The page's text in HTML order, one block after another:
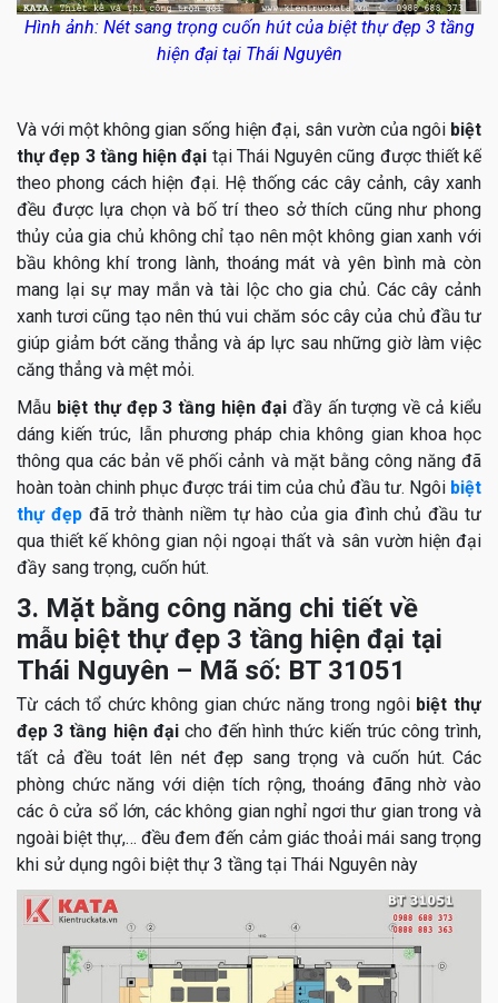
Hình ảnh: Nét sang trọng cuốn hút của biệt thự đẹp 3 tầng
hiện đại tại Thái Nguyên
Và với một không gian sống hiện đại, sân vườn của ngôi biệt
thự đẹp 3 tầng hiện đại tại Thái Nguyên cũng được thiết kế
theo phong cách hiện đại. Hệ thống các cây cảnh, cây xanh
đều được lựa chọn và bố trí theo sở thích cũng như phong
thủy của gia chủ không chỉ tạo nên một không gian xanh với
bầu không khí trong lành, thoáng mát và yên bình mà còn
mang lại sự may mắn và tài lộc cho gia chủ. Các cây cảnh
xanh tươi cũng tạo nên thú vui chăm sóc cây của chủ đầu tư
giúp giảm bớt căng thẳng và áp lực sau những giờ làm việc
căng thẳng và mệt mỏi.
Mẫu biệt thự đẹp 3 tầng hiện đại đầy ấn tượng về cả kiểu
dáng kiến trúc, lẫn phương pháp chia không gian khoa học
thông qua các bản vẽ phối cảnh và mặt bằng công năng đã
hoàn toàn chinh phục được trái tim của chủ đầu tư. Ngôi biệt
thự đẹpđã trở thành niềm tự hào của gia đình chủ đầu tư
qua thiết kế không gian nội ngoại thất và sân vườn hiện đại
đầy sang trọng, cuốn hút.
3. Mặt bằng công năng chi tiết về
mẫu biệt thự đẹp 3 tầng hiện đại tại
Thái Nguyên – Mã số: BT 31051
Từ cách tổ chức không gian chức năng trong ngôi biệt thự
đẹp 3 tầng hiện đạicho đến hình thức kiến trúc công trình,
tất cả đều toát lên nét đẹp sang trọng và cuốn hút. Các
phòng chức năng với diện tích rộng, thoáng đãng nhờ vào
các ô cửa sổ lớn, các không gian nghỉ ngơi thư gian trong và
ngoài biệt thự,… đều đem đến cảm giác thoải mái sang trọng
khi sử dụng ngôi biệt thự 3 tầng tại Thái Nguyên này